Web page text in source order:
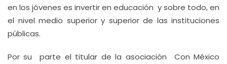
en los jóvenes es invertir en educación y sobre todo, en
el nivel medio superior y superior de las instituciones
públicas.
Por su parte el titular de la asociación Con México